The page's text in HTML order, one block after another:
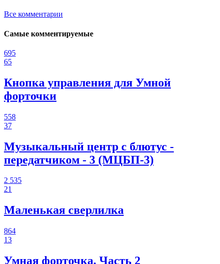
Все комментарии
Самые комментируемые
695
65
Кнопка управления для Умной
форточки
558
37
Музыкальный центр с блютус -
передатчиком - 3 (МЦБП-3)
2 535
21
Маленькая сверлилка
864
13
Умная форточка. Часть 2